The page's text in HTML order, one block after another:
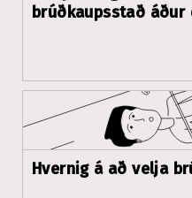
brúðkaupsstað áður
Hvernig á að velja